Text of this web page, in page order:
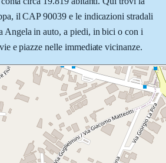
il CAP 90039 e le indicazioni stradali
Angela in auto, a piedi, in bici o con i
e piazze nelle immediate vicinanze.